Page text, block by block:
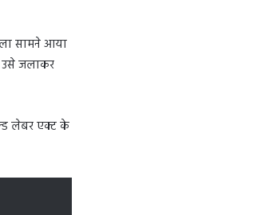
सामने आया
उसे जलाकर
लेबर एक्ट के